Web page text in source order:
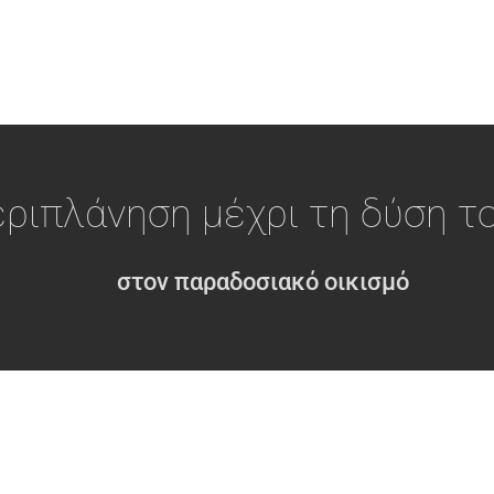
μέχρι τη δύση
στον παραδοσιακό οικισμό